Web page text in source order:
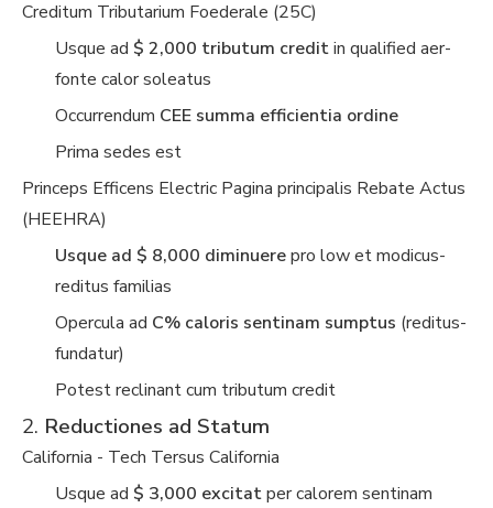
Creditum Tributarium Foederale (25C)
Usque ad $ 2,000 tributum creditin qualified aer-
fonte calor soleatus
Occurrendum CEE summa efficientia ordine
Prima sedes est
Princeps Efficens Electric Pagina principalis Rebate Actus
(HEEHRA)
Usque ad $ 8,000 diminuerepro low et modicus-
reditus familias
Opercula ad C% caloris sentinam sumptus (reditus-
fundatur)
Potest reclinant cum tributum credit
2. Reductiones ad Statum
California - Tech Tersus California
Usque ad $ 3,000 excitatper calorem sentinam